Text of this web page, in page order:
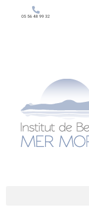
05 56 48 99 32